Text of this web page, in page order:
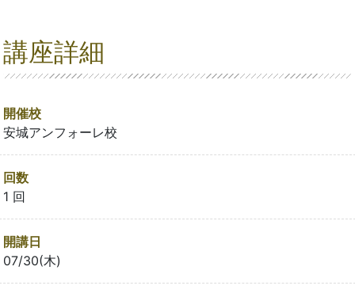
講座詳細
開催校
安城アンフォーレ校
回数
1 回
開講日
07/30(木)